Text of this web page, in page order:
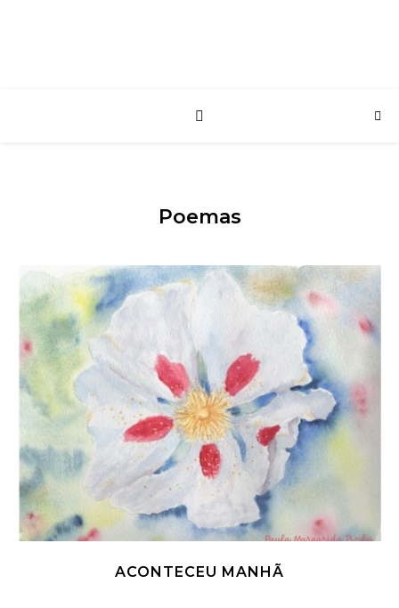
Poemas
ACONTECEU MANHÃ